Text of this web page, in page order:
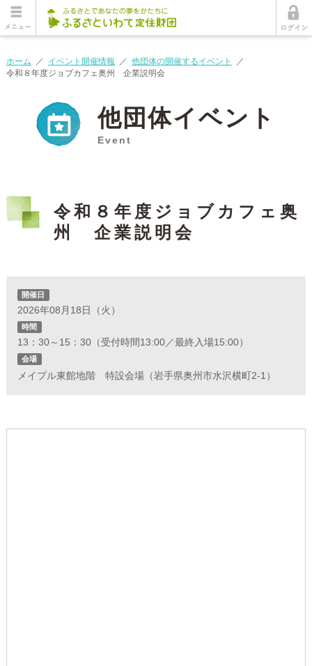
ホーム ／ イベント開催情報 ／ 他団体の開催するイベント
／
令和８年度ジョブカフェ奥州 企業説明会
他団体イベント
Event
令和８年度ジョブカフェ奥
州 企業説明会
開催日
2026年08月18日（火）
時間
13：30～15：30（受付時間13:00／最終入場15:00）
会場
メイプル東館地階 特設会場（岩手県奥州市水沢横町2-1）